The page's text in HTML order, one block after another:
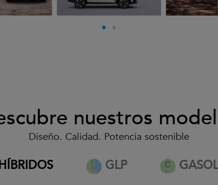
nuestros
Diseño. Calidad. Potencia sostenible
GLP
desde 32.500€*
Ver condiciones